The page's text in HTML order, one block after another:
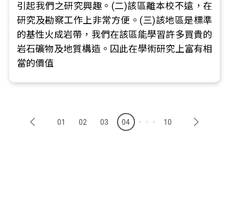
引起我們之研究興趣。(二)該區離本校不遠，在
研究及勘察工作上非常方便。(三)該地區是標準
的基性火成岩帶，我們在該區能學習許多買貴的
岩石礦物及地質構造。囚此在學術研究上富有相
當的價值
01 02 03 04 10